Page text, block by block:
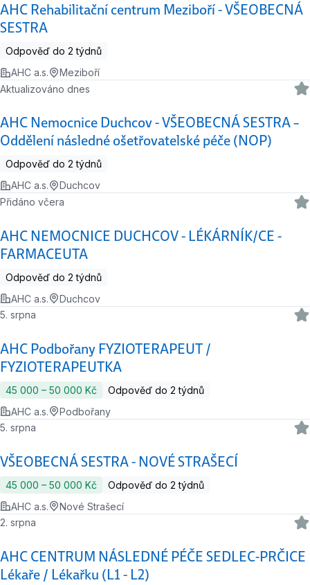
AHC Rehabilitační centrum Meziboří - VŠEOBECNÁ
SESTRA
Odpověď do 2 týdnů
AHC a.s.
Meziboří
AHC Nemocnice Duchcov - VŠEOBECNÁ SESTRA –
Oddělení následné ošetřovatelské péče (NOP)
Aktualizováno dnes
Odpověď do 2 týdnů
AHC a.s.
Duchcov
AHC NEMOCNICE DUCHCOV - LÉKÁRNÍK/CE -
FARMACEUTA
Přidáno včera
Odpověď do 2 týdnů
AHC a.s.
Duchcov
AHC Podbořany FYZIOTERAPEUT /
FYZIOTERAPEUTKA
5. srpna
45 000 ‍–‍ 50 000 Kč
Odpověď do 2 týdnů
AHC a.s.
Podbořany
VŠEOBECNÁ SESTRA - NOVÉ STRAŠECÍ
5. srpna
45 000 ‍–‍ 50 000 Kč
Odpověď do 2 týdnů
AHC a.s.
Nové Strašecí
AHC CENTRUM NÁSLEDNÉ PÉČE SEDLEC-PRČICE
Lékaře / Lékařku (L1 - L2)
2. srpna